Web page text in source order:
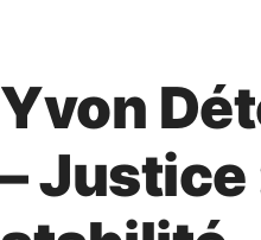
Yvon
– Justice